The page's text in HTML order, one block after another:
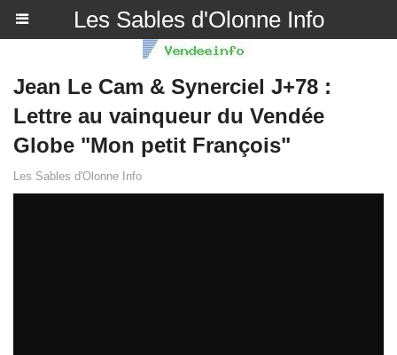
Les Sables d'Olonne Info
Jean Le Cam & Synerciel J+78 :
Lettre au vainqueur du Vendée
Globe "Mon petit François"
Les Sables d'Olonne Info